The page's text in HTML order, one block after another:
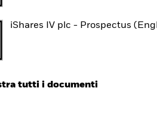
universalmente accettato per
iShares IV plc - Prospectus
tutti i documenti